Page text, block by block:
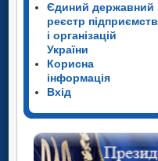
Єдиний державний
реєстр підприємств
і організацій
України
Корисна
інформація
Вхід